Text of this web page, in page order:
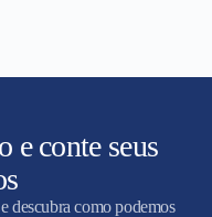
e conte seus
descubra como podemos